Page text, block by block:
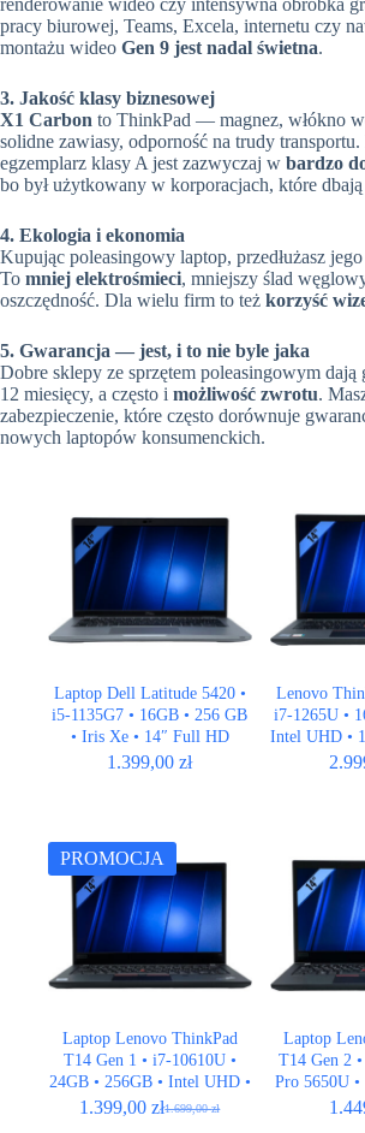
renderowanie wideo czy intensywna obróbka
pracy biurowej, Teams, Excela, internetu czy
montażu wideo Gen 9 jest nadal świetna.
3. Jakość klasy biznesowej
X1 Carbon to ThinkPad — magnez, włókno
solidne zawiasy, odporność na trudy
egzemplarz klasy A jest zazwyczaj w bardzo
bo był użytkowany w korporacjach, które dbają
4. Ekologia i ekonomia
Kupując poleasingowy laptop, przedłużasz
To mniej elektrośmieci, mniejszy ślad
oszczędność. Dla wielu firm to też korzyść
5. Gwarancja — jest, i to nie byle jaka
Dobre sklepy ze sprzętem poleasingowym dają
12 miesięcy, a często i możliwość zwrotu.
zabezpieczenie, które często dorównuje
nowych laptopów konsumenckich.
Laptop Dell Latitude 5420 •
i5-1135G7 • 16GB • 256 GB
• Iris Xe • 14″ Full HD
1.399,00zł
Lenovo
i7-1265U •
Intel UHD •
PROMOCJA
Laptop Lenovo ThinkPad
T14 Gen 1 • i7-10610U •
24GB • 256GB • Intel UHD •
14,1″ Full HD • QWERTY
1.699,00zł
Pierwotna
1.399,00zł
Aktualna
Laptop
T14 Gen 2
Pro 5650U
• AMD